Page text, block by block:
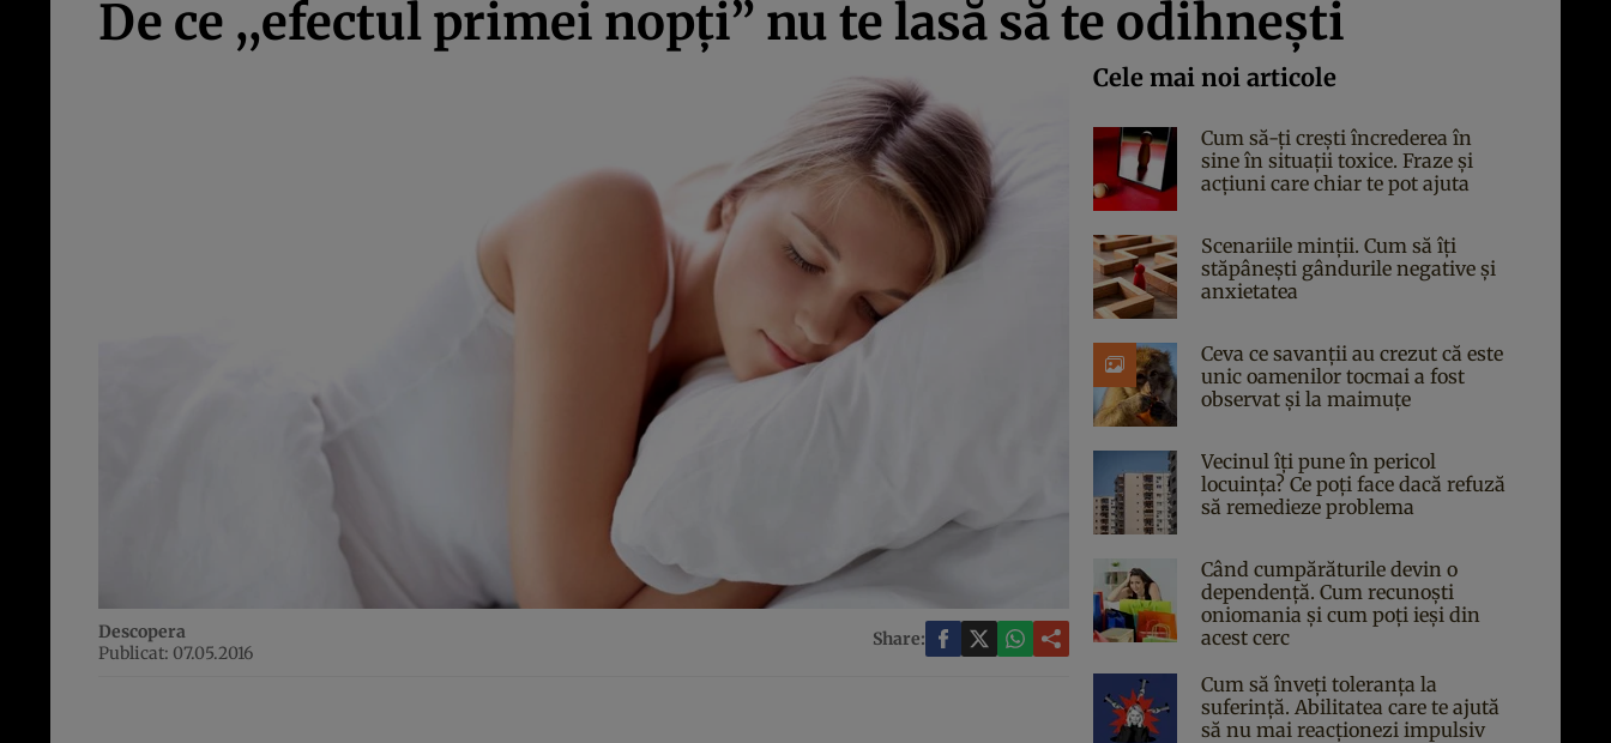
De ce ,,efectul primei nopţi” nu te lasă să te odihneşti
Descopera
Publicat: 07.05.2016
Share:
Cele mai noi articole
Cum să-ți crești încrederea în
sine în situații toxice. Fraze și
acțiuni care chiar te pot ajuta
Scenariile minții. Cum să îți
stăpânești gândurile negative și
anxietatea
Ceva ce savanții au crezut că este
unic oamenilor tocmai a fost
observat și la maimuțe
Vecinul îți pune în pericol
locuința? Ce poți face dacă refuză
să remedieze problema
Când cumpărăturile devin o
dependență. Cum recunoști
oniomania și cum poți ieși din
acest cerc
Cum să înveți toleranța la
suferință. Abilitatea care te ajută
să nu mai reacționezi impulsiv